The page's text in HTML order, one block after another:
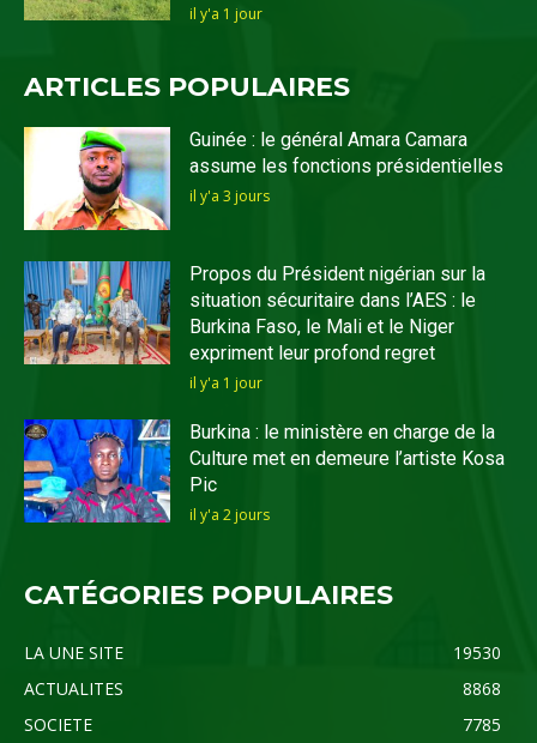
il y'a 1 jour
ARTICLES POPULAIRES
Guinée : le général Amara Camara
assume les fonctions présidentielles
il y'a 3 jours
Propos du Président nigérian sur la
situation sécuritaire dans l’AES : le
Burkina Faso, le Mali et le Niger
expriment leur profond regret
il y'a 1 jour
Burkina : le ministère en charge de la
Culture met en demeure l’artiste Kosa
Pic
il y'a 2 jours
CATÉGORIES POPULAIRES
LA UNE SITE
19530
ACTUALITES
8868
SOCIETE
7785